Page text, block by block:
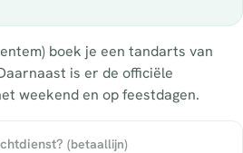
boek je een tandarts van
is er de officiële
weekend en op feestdagen.
(betaallijn)